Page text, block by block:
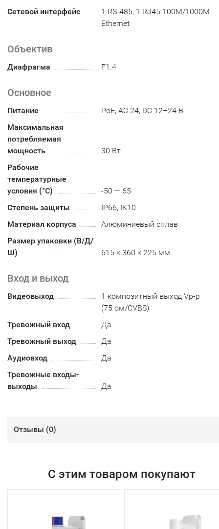
Сетевой интерфейс
1 RS-485, 1 RJ45 100M/1000M
Ethernet
Объектив
Диафрагма F1.4
Основное
Питание
PoE, AC 24, DC 12–24 В
Максимальная
потребляемая
мощность
30 Вт
Рабочие
температурные
условия (°С)
-50 — 65
Степень защиты
IP66, IK10
Материал корпуса
Алюминиевый сплав
Размер упаковки (В/Д/
Ш)
615 × 360 × 225 мм
Вход и выход
Видеовыход
1 композитный выход Vp-p
(75 ом/CVBS)
Тревожный вход
Да
Тревожный выход
Да
Аудиовход
Да
Тревожные входы-
выходы
Да
Отзывы (0)
С этим товаром покупают